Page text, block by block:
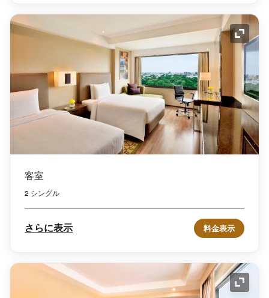
アイ
客室
2 シングル
さらに表示 料金表示
アイ